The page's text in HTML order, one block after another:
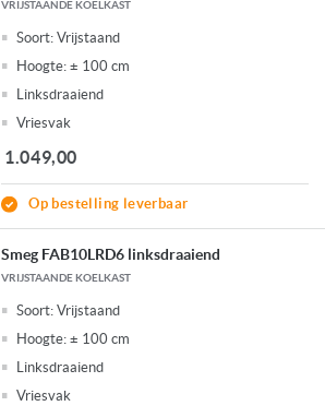
VRIJSTAANDE KOELKAST
Soort: Vrijstaand
Hoogte: ± 100 cm
Linksdraaiend
Vriesvak
1.049,00
Op bestelling leverbaar
Smeg FAB10LRD6 linksdraaiend
VRIJSTAANDE KOELKAST
Soort: Vrijstaand
Hoogte: ± 100 cm
Linksdraaiend
Vriesvak